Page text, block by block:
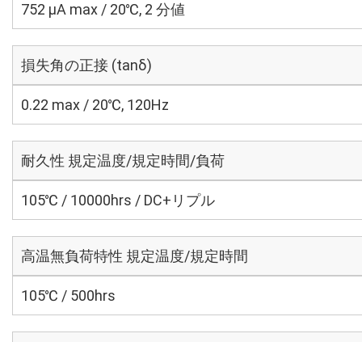
752 μA max / 20℃, 2 分値
損失角の正接 (tanδ)
0.22 max / 20℃, 120Hz
耐久性 規定温度/規定時間/負荷
105℃ / 10000hrs / DC+リプル
高温無負荷特性 規定温度/規定時間
105℃ / 500hrs